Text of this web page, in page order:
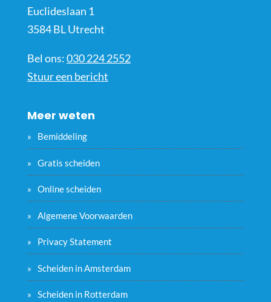
Euclideslaan 1
3584 BL Utrecht
Bel ons:030 224 2552
Stuur een bericht
Meer weten
Bemiddeling
Gratis scheiden
Online scheiden
Algemene Voorwaarden
Privacy Statement
Scheiden in Amsterdam
Scheiden in Rotterdam